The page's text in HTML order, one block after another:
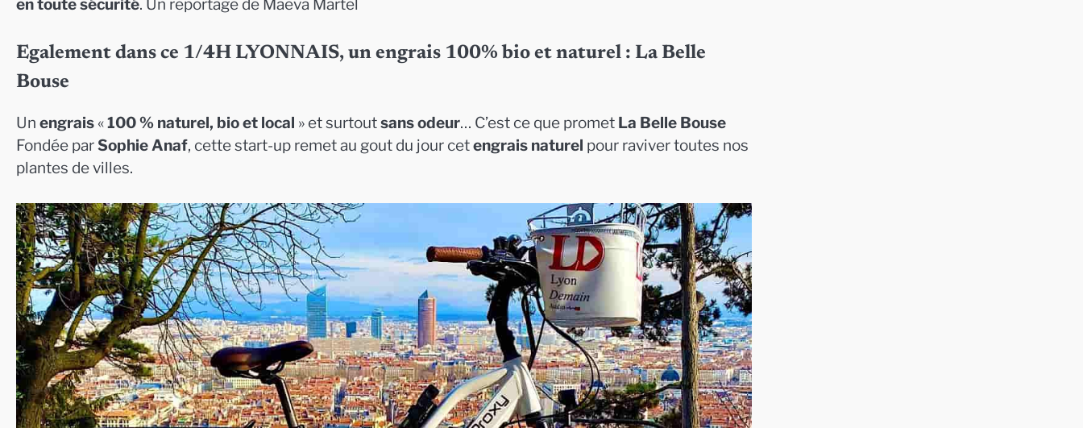
en toute sécurité. Un reportage de Maëva Martel
Egalement dans ce 1/4H LYONNAIS, un engrais 100% bio et naturel : La Belle
Bouse
Un engrais «100 % naturel, bio et local » et surtoutsans odeur… C’est ce que promet La Belle Bouse
Fondée parSophie Anaf, cette start-up remet au gout du jour cetengrais naturel pour raviver toutes nos
plantes de villes.